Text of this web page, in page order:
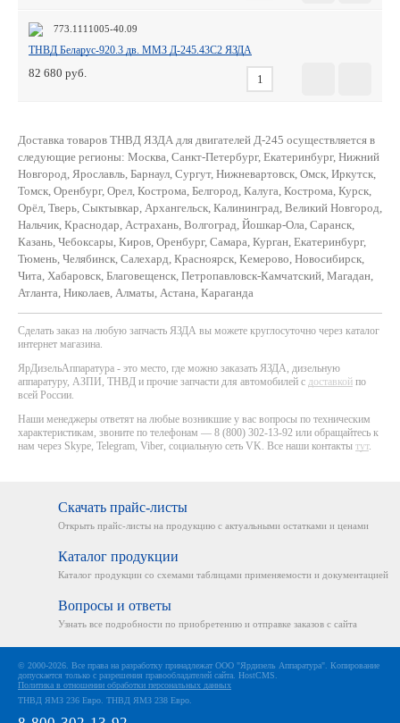
773.1111005-40.09
ТНВД Беларус-920.3 дв. ММЗ Д-245.43С2 ЯЗДА
82 680
Доставка товаров ТНВД ЯЗДА для двигателей Д-245 осуществляется в
следующие регионы: Москва, Санкт-Петербург, Екатеринбург, Нижний
Новгород, Ярославль, Барнаул, Сургут, Нижневартовск, Омск, Иркутск,
Томск, Оренбург, Орел, Кострома, Белгород, Калуга, Кострома, Курск,
Орёл, Тверь, Сыктывкар, Архангельск, Калининград, Великий Новгород,
Нальчик, Краснодар, Астрахань, Волгоград, Йошкар-Ола, Саранск,
Казань, Чебоксары, Киров, Оренбург, Самара, Курган, Екатеринбург,
Тюмень, Челябинск, Салехард, Красноярск, Кемерово, Новосибирск,
Чита, Хабаровск, Благовещенск, Петропавловск-Камчатский, Магадан,
Атланта, Николаев, Алматы, Астана, Караганда
Сделать заказ на любую запчасть ЯЗДА вы можете круглосуточно через каталог
интернет магазина.
ЯрДизельАппаратура - это место, где можно заказать ЯЗДА, дизельную
аппаратуру, АЗПИ, ТНВД и прочие запчасти для автомобилей с доставкой по
всей России.
Наши менеджеры ответят на любые возникшие у вас вопросы по техническим
характеристикам, звоните по телефонам — 8 (800) 302-13-92 или обращайтесь к
нам через Skype, Telegram, Viber, социальную сеть VK. Все наши контакты тут.
Скачать прайс-листы
Открыть прайс-листы на продукцию с актуальными остатками и ценами
Каталог продукции
Каталог продукции со схемами таблицами применяемости и документацией
Вопросы и ответы
Узнать все подробности по приобретению и отправке заказов с сайта
© 2000-2026. Все права на разработку принадлежат ООО "Ярдизель Аппаратура". Копирование
допускается только с разрешения правообладателей сайта. HostCMS
Политика в отношении обработки персональных данных
ТНВД ЯМЗ 236 Евро ТНВД ЯМЗ 238 Евро